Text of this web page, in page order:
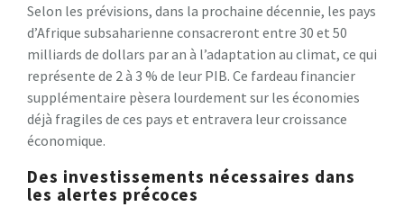
Selon les prévisions, dans la prochaine décennie, les pays
d’Afrique subsaharienne consacreront entre 30 et 50
milliards de dollars par an à l’adaptation au climat, ce qui
représente de 2 à 3 % de leur PIB. Ce fardeau financier
supplémentaire pèsera lourdement sur les économies
déjà fragiles de ces pays et entravera leur croissance
économique.
Des investissements nécessaires dans
les alertes précoces